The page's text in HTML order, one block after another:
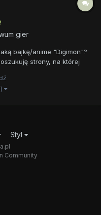
gier
bajkę/anime "Digimon"?
strony, na której
potwierdzi ^ ^ [Pliiis]
Styl
Community